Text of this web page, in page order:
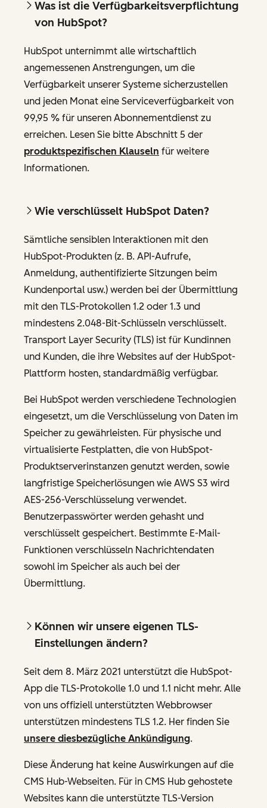
Was ist die Verfügbarkeitsverpflichtung
von HubSpot?
HubSpot unternimmt alle wirtschaftlich
angemessenen Anstrengungen, um die
Verfügbarkeit unserer Systeme sicherzustellen
und jeden Monat eine Serviceverfügbarkeit von
99,95 % für unseren Abonnementdienst zu
erreichen. Lesen Sie bitte Abschnitt 5 der
produktspezifischen Klauseln für weitere
Informationen.
Wie verschlüsselt HubSpot Daten?
Sämtliche sensiblen Interaktionen mit den
HubSpot-Produkten (z. B. API-Aufrufe,
Anmeldung, authentifizierte Sitzungen beim
Kundenportal usw.) werden bei der Übermittlung
mit den TLS-Protokollen 1.2 oder 1.3 und
mindestens 2.048-Bit-Schlüsseln verschlüsselt.
Transport Layer Security (TLS) ist für Kundinnen
und Kunden, die ihre Websites auf der HubSpot-
Plattform hosten, standardmäßig verfügbar.
Bei HubSpot werden verschiedene Technologien
eingesetzt, um die Verschlüsselung von Daten im
Speicher zu gewährleisten. Für physische und
virtualisierte Festplatten, die von HubSpot-
Produktserverinstanzen genutzt werden, sowie
langfristige Speicherlösungen wie AWS S3 wird
AES-256-Verschlüsselung verwendet.
Benutzerpasswörter werden gehasht und
verschlüsselt gespeichert. Bestimmte E-Mail-
Funktionen verschlüsseln Nachrichtendaten
sowohl im Speicher als auch bei der
Übermittlung.
Können wir unsere eigenen TLS-
Einstellungen ändern?
Seit dem 8. März 2021 unterstützt die HubSpot-
App die TLS-Protokolle 1.0 und 1.1 nicht mehr. Alle
von uns offiziell unterstützten Webbrowser
unterstützen mindestens TLS 1.2. Her finden Sie
unsere diesbezügliche Ankündigung.
Diese Änderung hat keine Auswirkungen auf die
CMS Hub-Webseiten. Für in CMS Hub gehostete
Websites kann die unterstützte TLS-Version